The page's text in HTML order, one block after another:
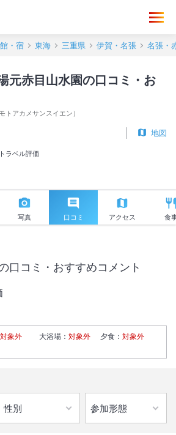
・宿 東海 三重県 伊賀・名張 名張・
元赤目山水園の口コミ・お
トアカメサンスイエン ）
地図
ラベル評価
写真 口コミ アクセス 食
口コミ・おすすめコメント
対象外 大浴場 ： 対象外 夕食 ： 対象外